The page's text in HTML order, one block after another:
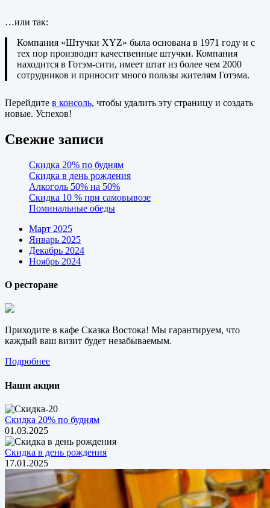
…или так:
Компания «Штучки XYZ» была основана в 1971 году и с
тех пор производит качественные штучки. Компания
находится в Готэм-сити, имеет штат из более чем 2000
сотрудников и приносит много пользы жителям Готэма.
Перейдите в консоль, чтобы удалить эту страницу и создать
новые. Успехов!
Свежие записи
Скидка 20% по будням
Скидка в день рождения
Алкоголь 50% на 50%
Скидка 10 % при самовывозе
Поминальные обеды
Март 2025
Январь 2025
Декабрь 2024
Ноябрь 2024
О ресторане
Приходите в кафе Сказка Востока! Мы гарантируем, что
каждый ваш визит будет незабываемым.
Подробнее
Наши акции
Скидка 20% по будням
01.03.2025
Скидка в день рождения
17.01.2025